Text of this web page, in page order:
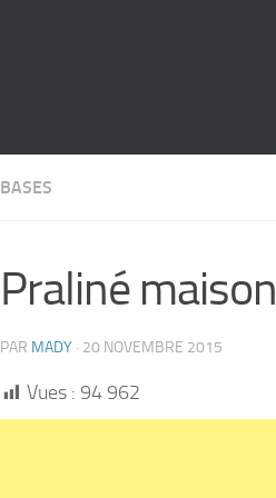
BASES
Praliné maison
PAR MADY · 20 NOVEMBRE 2015
Vues : 94 962